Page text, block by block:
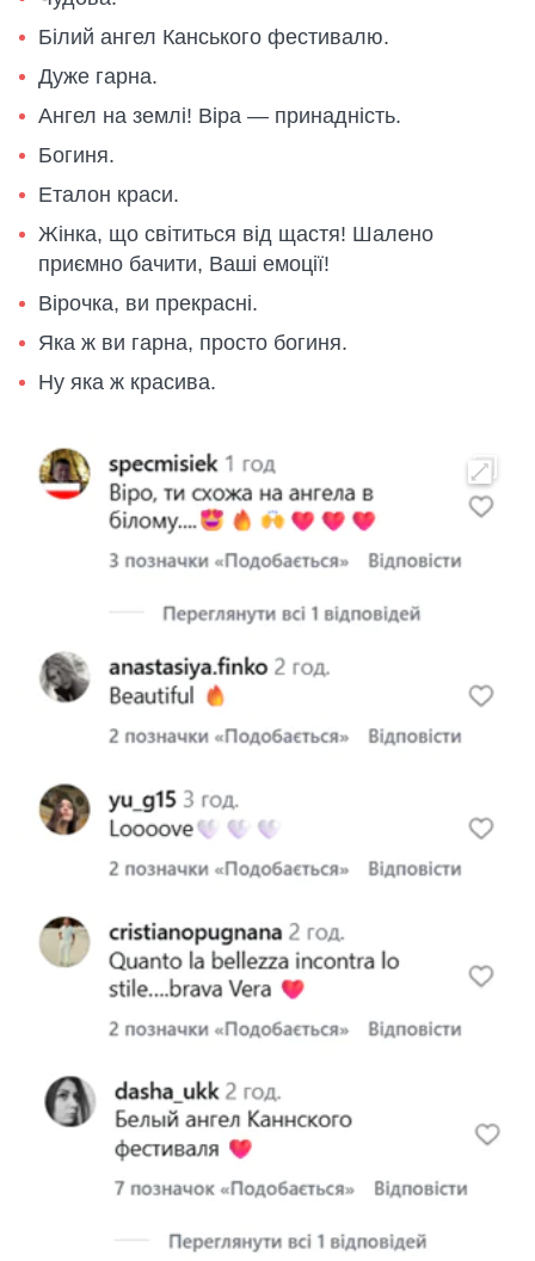
Білий ангел Канського фестивалю.
Дуже гарна.
Ангел на землі! Віра — принадність.
Богиня.
Еталон краси.
Жінка, що світиться від щастя! Шалено
приємно бачити, Ваші емоції!
Вірочка, ви прекрасні.
Яка ж ви гарна, просто богиня.
Ну яка ж красива.